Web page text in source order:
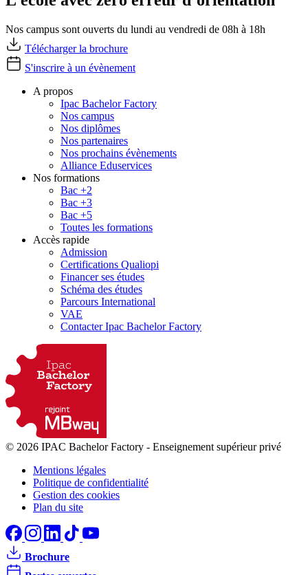
Nos campus sont ouverts du lundi au vendredi de 08h à 18h
Télécharger la brochure
S'inscrire à un évènement
A propos
Ipac Bachelor Factory
Nos campus
Nos diplômes
Nos partenaires
Nos prochains évènements
Alliance Eduservices
Nos formations
Bac +2
Bac +3
Bac +5
Toutes les formations
Accès rapide
Admission
Certifications Qualiopi
Financer ses études
Schéma des études
Parcours International
VAE
Contacter Ipac Bachelor Factory
© 2026 IPAC Bachelor Factory - Enseignement supérieur privé
Mentions légales
Politique de confidentialité
Gestion des cookies
Plan du site
Brochure